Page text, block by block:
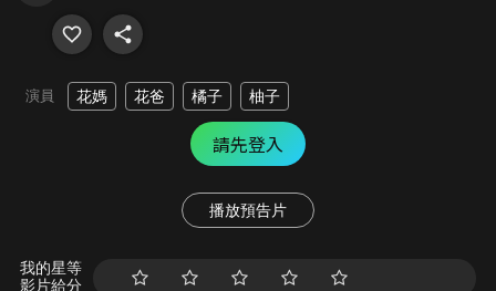
演員 花媽 花爸 橘子 柚子
請先登入
播放預告片
我的星等
影片給分